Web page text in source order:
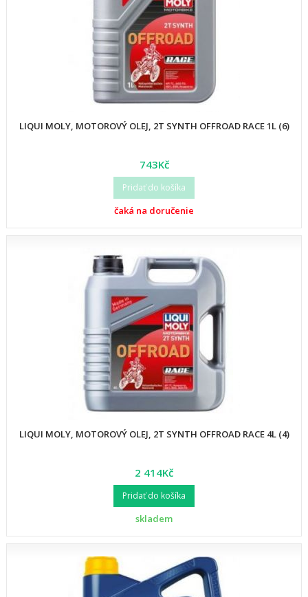
LIQUI MOLY, MOTOROVÝ OLEJ, 2T SYNTH OFFROAD RACE 1L (6)
743Kč
Pridať do košíka
čaká na doručenie
LIQUI MOLY, MOTOROVÝ OLEJ, 2T SYNTH OFFROAD RACE 4L (4)
2 414Kč
Pridať do košíka
skladem